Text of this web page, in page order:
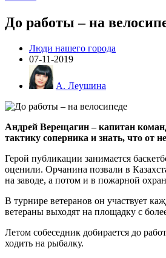
До работы – на
Люди нашего города
07-11-2019
А. Леушина
Андрей Верещагин – капитан
тактику соперника и знать, что от
Герой публикации занимается
оценили. Орчанина позвали в
на заводе, а потом и в пожарной
В турнире ветеранов он участвует
ветераны выходят на площадку с
Летом собеседник добирается до
ходить на рыбалку.